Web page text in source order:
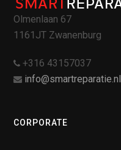
Olmenlaan 67
1161JT Zwanenburg
+316 43157037
info@smartreparatie.nl
CORPORATE